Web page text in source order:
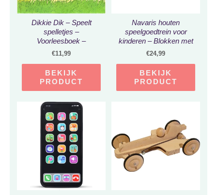
Dikkie Dik – Speelt
spelletjes –
Voorleesboek –
Hardcover
€11,99
BEKIJK
PRODUCT
Navaris houten
speelgoedtrein voor
kinderen – Blokken met
dieren en getallen – Voor
Vanaf 18 maanden –
Kleurrijk tijger design
€24,99
BEKIJK
PRODUCT